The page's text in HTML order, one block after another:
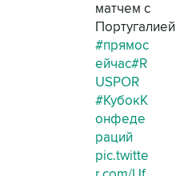
матчем с
Португалией
#прямос
ейчас#R
USPOR
#КубокК
онфеде
раций
pic.twitte